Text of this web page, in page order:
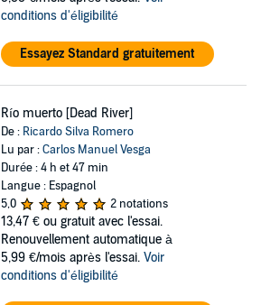
conditions d'éligibilité
Essayez Standard gratuitement
Río muerto [Dead River]
De : Ricardo Silva Romero
Lu par :Carlos Manuel Vesga
Durée : 4 h et 47 min
Langue : Espagnol
5,0
2 notations
13,47 € ou gratuit avec l'essai.
Renouvellement automatique à
5,99 €/mois après l'essai. Voir
conditions d'éligibilité